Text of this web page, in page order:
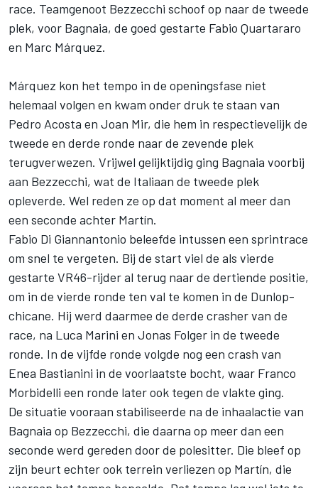
race. Teamgenoot Bezzecchi schoof op naar de tweede
plek, voor Bagnaia, de goed gestarte Fabio Quartararo
en Marc Márquez.
Márquez kon het tempo in de openingsfase niet
helemaal volgen en kwam onder druk te staan van
Pedro Acosta en Joan Mir, die hem in respectievelijk de
tweede en derde ronde naar de zevende plek
terugverwezen. Vrijwel gelijktijdig ging Bagnaia voorbij
aan Bezzecchi, wat de Italiaan de tweede plek
opleverde. Wel reden ze op dat moment al meer dan
een seconde achter Martín.
Fabio Di Giannantonio beleefde intussen een sprintrace
om snel te vergeten. Bij de start viel de als vierde
gestarte VR46-rijder al terug naar de dertiende positie,
om in de vierde ronde ten val te komen in de Dunlop-
chicane. Hij werd daarmee de derde crasher van de
race, na Luca Marini en Jonas Folger in de tweede
ronde. In de vijfde ronde volgde nog een crash van
Enea Bastianini in de voorlaatste bocht, waar Franco
Morbidelli een ronde later ook tegen de vlakte ging.
De situatie vooraan stabiliseerde na de inhaalactie van
Bagnaia op Bezzecchi, die daarna op meer dan een
seconde werd gereden door de polesitter. Die bleef op
zijn beurt echter ook terrein verliezen op Martín, die